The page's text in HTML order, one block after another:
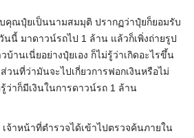
คุณปุ๋ยเป็นนามสมมุติ ปรากฏว่าปุ๋ยก็ยอมรับ
นี้ มาดาวน์รถไป 1 ล้าน แล้วก็เพิ่งถ่ายรูป
บ้านเนี่ยอย่างปุ๋ยเอง ก็ไม่รู้ว่าเกิดอะไรขึ้น
วนที่ว่ามันจะไปเกี่ยวการฟอกเงินหรือไม่
าก็มีเงินในการดาวน์รถ 1 ล้าน
จ้าหน้าที่ตำรวจได้เข้าไปตรวจค้นภายใน